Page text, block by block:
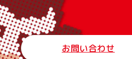
お問い合わせ